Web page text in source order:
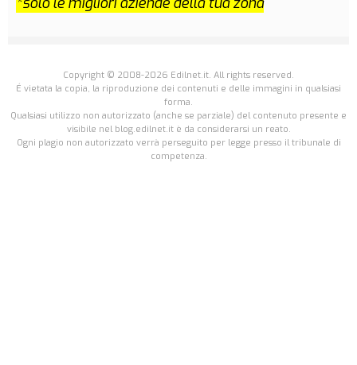
Copyright © 2008-2026 Edilnet.it. All rights reserved.
É vietata la copia, la riproduzione dei contenuti e delle immagini in qualsiasi
forma.
Qualsiasi utilizzo non autorizzato (anche se parziale) del contenuto presente e
visibile nel blog.edilnet.it è da considerarsi un reato.
Ogni plagio non autorizzato verrà perseguito per legge presso il tribunale di
competenza.